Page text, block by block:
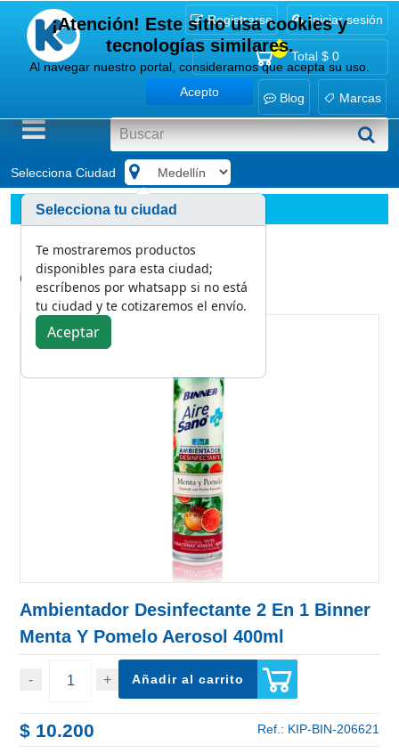
Registrarse Iniciar sesión
0
Total $ 0
Blog Marcas
Selecciona Ciudad
Aseo personal
Antibacteriales
Ambientador Desinfectante 2 en 1 Binner Menta y Pomelo
Categoría:
Antibacteriales
Ambientador Desinfectante 2 En 1 Binner
Menta Y Pomelo Aerosol 400ml
Añadir al carrito
$ 10.200 Ref.: KIP-BIN-206621
¡Atención! Este sitio usa cookies y
tecnologías similares.
Al navegar nuestro portal, consideramos que acepta su uso.
Acepto
Selecciona tu ciudad
Te mostraremos productos
disponibles para esta ciudad;
escríbenos por whatsapp si no está
tu ciudad y te cotizaremos el envío.
Aceptar